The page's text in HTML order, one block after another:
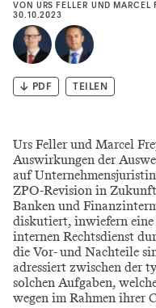
VON URS FELLER UND MARCEL
30.10.2023
PDF TEILEN
Urs Feller und Marcel
Auswirkungen der
auf
ZPO-Revision in
Banken und
diskutiert, inwiefern
internen Rechtsdienst
die Vor- und Nachteile
adressiert zwischen der
solchen Aufgaben,
wegen im Rahmen ihrer